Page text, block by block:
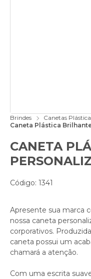
Brindes
Canetas
Caneta Plástica
CANETA
Código: 1341
Apresente sua marca
nossa caneta
corporativos.
caneta possui um
chamará a atenção.
Com uma escrita